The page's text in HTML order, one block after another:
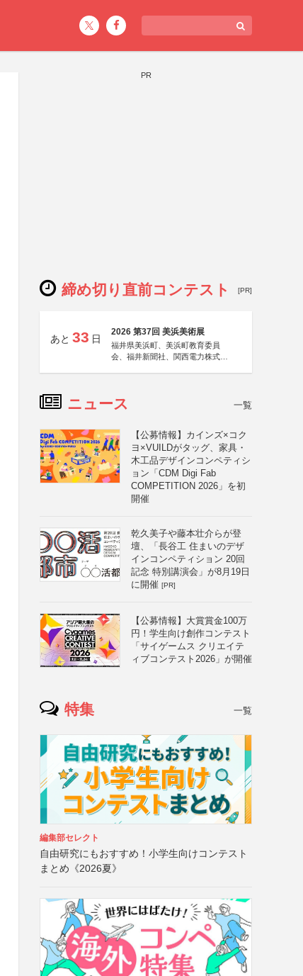
PR
締め切り直前コンテスト [PR]
あと 33 日
2026 第37回 美浜美術展
福井県美浜町、美浜町教育委員
会、福井新聞社、関西電力株式会
ニュース 一覧
【公募情報】カインズ×コク
ヨ×VUILDがタッグ、家具・
木工品デザインコンペティシ
ョン「CDM Digi Fab
COMPETITION 2026」を初
開催
乾久美子や藤本壮介らが登
壇、「長谷工 住まいのデザ
インコンペティション 20回
記念 特別講演会」が8月19日
に開催 [PR]
【公募情報】大賞賞金100万
円！学生向け創作コンテスト
「サイゲームス クリエイテ
ィブコンテスト2026」が開催
特集 一覧
編集部セレクト
自由研究にもおすすめ！小学生向けコンテスト
まとめ《2026夏》